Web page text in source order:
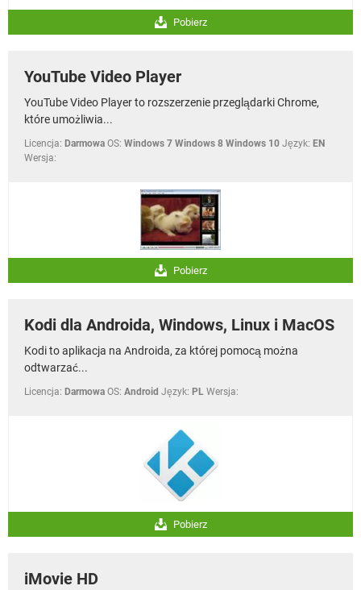
Pobierz
YouTube Video Player
YouTube Video Player to rozszerzenie przeglądarki Chrome,
które umożliwia...
Licencja: Darmowa OS: Windows 7 Windows 8 Windows 10 Język: EN
Wersja:
Pobierz
Kodi dla Androida, Windows, Linux i MacOS
Kodi to aplikacja na Androida, za której pomocą można
odtwarzać...
Licencja: Darmowa OS: Android Język: PL Wersja:
Pobierz
iMovie HD